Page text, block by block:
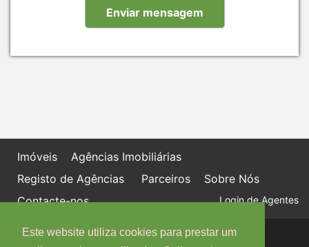
Este website utiliza cookies para prestar um
Imóveis
Agências Imobiliárias
Registo de Agências
Parceiros
Sobre Nós
Contacte-nos
Login de Agentes
Política de proteção de dados
Livro de Reclamações online